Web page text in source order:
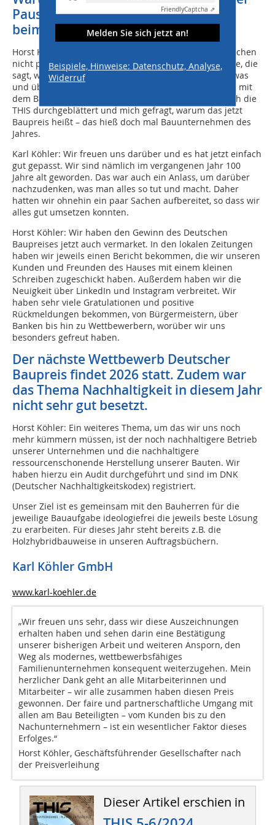
Pause von mehreren Jahren, wieder
beim Baupreis beworben?
Horst Köhler: Wir sind eher analoge Menschen und suchen
nicht proaktiv im Netz. Bei uns gibt es keine Stabsstelle, die
sagt, welche Preise ausgeschrieben sind. Wir lesen etwas
und überlegen uns, da machen wir mit. Und so war es mit
dem Baupreis bestimmt auch. Wahrscheinlich habe ich die
THIS durchgeblättert und mich gefragt, warum das jetzt
Baupreis heißt – das hieß doch mal Bauunternehmen des
Jahres.
Karl Köhler: Wir freuen uns darüber und es hat jetzt einfach
gut gepasst. Wir sind nämlich im vergangenen Jahr 100
Jahre alt geworden. Das war auch ein Anlass, um darüber
nachzudenken, was man alles so tut und macht. Daher
hatten wir ohnehin ein paar Sachen aufbereitet, so dass wir
alles gut umsetzen konnten.
Horst Köhler: Wir haben den Gewinn des Deutschen
Baupreises jetzt auch vermarket. In den lokalen Zeitungen
haben wir jeweils einen Bericht bekommen, die wir unseren
Kunden und Freunden des Hauses mit einem kleinen
Schreiben zugeschickt haben. Außerdem haben wir die
Neuigkeit über LinkedIn und Instagram verbreitet. Wir
haben sehr viele Gratulationen und positive
Rückmeldungen bekommen, von Bürgermeistern, über
Banken bis hin zu Wettbewerbern, worüber wir uns
besonders gefreut haben.
Der nächste Wettbewerb Deutscher
Baupreis findet 2026 statt. Zudem war
das Thema Nachhaltigkeit in diesem Jahr
nicht sehr gut besetzt.
Horst Köhler: Ein weiteres Thema, um das wir uns noch
mehr kümmern müssen, ist der noch nachhaltigere Betrieb
unserer Unternehmen und die nachhaltigere
ressourcenschonende Herstellung unserer Bauten. Wir
haben hierzu ein Audit durchgeführt und sind im DNK
(Deutscher Nachhaltigkeitskodex) registriert.
Unser Ziel ist es gemeinsam mit den Bauherren für die
jeweilige Bauaufgabe ideologiefrei die jeweils beste Lösung
zu erarbeiten. Für dieses Jahr steht bereits z.B. die
Holzhybridbauweise in unseren Auftragsbüchern.
Karl Köhler GmbH
www.karl-koehler.de
„Wir freuen uns sehr, dass wir diese Auszeichnungen
erhalten haben und sehen darin eine Bestätigung
unserer bisherigen Arbeit und weiteren Ansporn, den
Weg als modernes, wettbewerbsfähiges
Familienunternehmen konsequent weiterzugehen. Mein
herzlicher Dank geht an alle Mitarbeiterinnen und
Mitarbeiter – wir alle zusammen haben diesen Preis
gewonnen. Der faire und partnerschaftliche Umgang mit
allen am Bau Beteiligten – vom Kunden bis zu den
Nachunternehmern – ist ein wesentlicher Faktor dieses
Erfolges.“
Horst Köhler, Geschäftsführender Gesellschafter nach
der Preisverleihung
Dieser Artikel erschien in
FriendlyCaptcha ⇗
Melden Sie sich jetzt an!
Beispiele, Hinweise: Datenschutz, Analyse,
Widerruf